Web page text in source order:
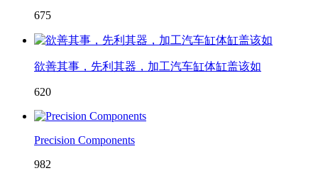
675
欲善其事，先利其器，加工汽车缸体缸盖该如
620
Precision Components
982